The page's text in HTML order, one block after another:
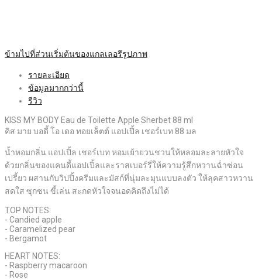
ข้ามไปที่ส่วนเริ่มต้นของแกลเลอรีรูปภาพ
รายละเอียด
ข้อมูลมากกว่านี้
รีวิว
KISS MY BODY Eau de Toilette Apple Sherbet 88 ml
คิส มาย บอดี้ โอ เดอ ทอยเล็ตต์ แอปเปิ้ล เชอร์เบท 88 มล
น้ำหอมกลิ่น แอปเปิ้ล เชอร์เบท หอมเย้ายวนชวนให้หลอมละลายหัวใจ
ด้วยกลิ่นของแคนดี้แอปเปิ้ลและราสเบอร์รี่ให้ความรู้สึกหวานฉ่ำซ่อน
เปรี้ยว ผสานกับวิปปิ้งครีมและมัสก์ที่นุ่มละมุนแบบลงตัว ให้ลุคสาวหวาน
สดใส ซุกซน ขี้เล่น สะกดหัวใจจนอดคิดถึงไม่ได้
TOP NOTES:
- Candied apple
- Caramelized pear
- Bergamot
HEART NOTES:
- Raspberry macaroon
- Rose